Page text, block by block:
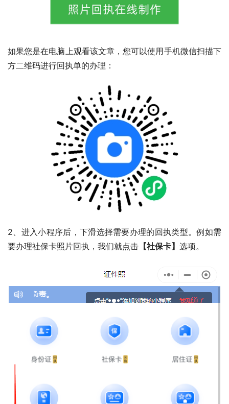
如果您是在电脑上观看该文章，您可以使用手机微信扫描下
方二维码进行回执单的办理：
2、进入小程序后，下滑选择需要办理的回执类型。例如需
要办理社保卡照片回执，我们就点击 【社保卡】 选项。